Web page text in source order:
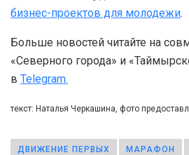
бизнес-проектов для молодежи.
Больше новостей читайте на
«Северного города» и
в Telegram.
текст: Наталья Черкашина, фото
ДВИЖЕНИЕ ПЕРВЫХ МАРАФОН